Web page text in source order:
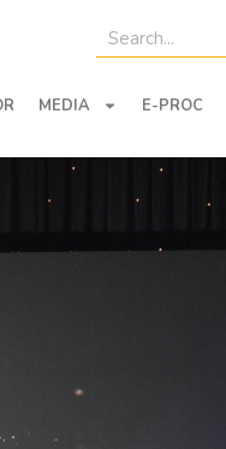
MEDIA E-PROC